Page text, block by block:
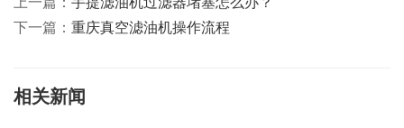
下一篇： 重庆真空滤油机操作流程
相关新闻